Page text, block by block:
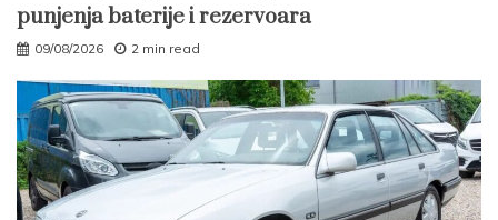
punjenja baterije i rezervoara
09/08/2026 2 min read